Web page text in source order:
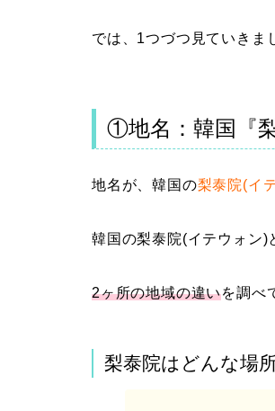
では、1つづつ見ていきま
①地名：韓国『
地名が、韓国の梨泰院(イ
韓国の梨泰院(イテウォン)
2ヶ所の地域の違いを調べ
梨泰院はどんな場